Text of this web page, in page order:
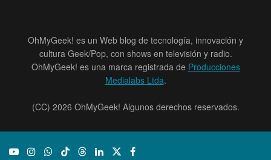
OhMyGeek! es un Web blog de tecnología, innovación y
cultura Geek/Pop, con shows en televisión y radio.
OhMyGeek! es una marca registrada de Producciones
Medialabs Ltda.
(CC) 2026 OhMyGeek! Algunos derechos reservados.